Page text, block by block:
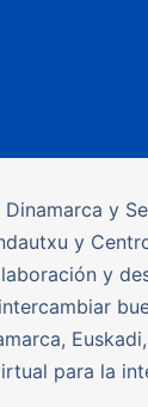
y
y
y
para la